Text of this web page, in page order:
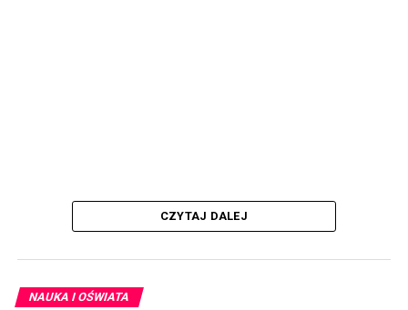
CZYTAJ DALEJ
NAUKA I OŚWIATA